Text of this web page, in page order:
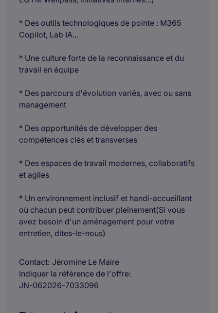
* Des outils technologiques de pointe : M365
Copilot, Lab IA...
* Une culture forte de la reconnaissance et du
travail en équipe
* Des parcours d'évolution variés, avec ou sans
management
* Des opportunités de développer des
compétences clés et transverses
* Des espaces de travail modernes, collaboratifs
et agiles
* Un environnement inclusif et handi-accueillant
où chacun peut contribuer pleinement(Si vous
avez besoin d'un aménagement pour votre
entretien, dites-le-nous)
Contact Jéromine Le Maire
Indiquer la référence de l'offre
JN-062026-7033096